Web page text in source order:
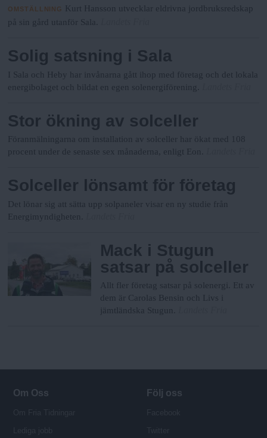
OMSTÄLLNING
Kurt Hansson utvecklar eldrivna jordbruksredskap
på sin gård utanför Sala.
Solig satsning i Sala
I Sala och Heby har invånarna gått ihop med företag och det lokala
energibolaget och bildat en egen solenergiförening.
Stor ökning av solceller
Föranmälningarna om installation av solceller har ökat med 108
procent under de senaste sex månaderna, enligt Eon.
Solceller lönsamt för företag
Det lönar sig att sätta upp solpaneler visar en ny studie från
Energimyndigheten.
Mack i Stugun
satsar på solceller
Allt fler företag satsar på solenergi. Ett av
dem är Carolas Bensin och Livs i
jämtländska Stugun.
Om Oss Följ oss